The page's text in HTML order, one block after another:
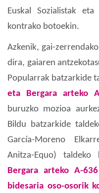
Euskal Sozialistak
kontrako botoekin.
Azkenik, gai-
dira, gaiaren
Popularrak batzarkide
eta Bergara arteko
buruzko mozioa
Bildu batzarkide
García-Moreno
Anitza-Equo)
Bergara arteko A-
bidesaria oso-osorik